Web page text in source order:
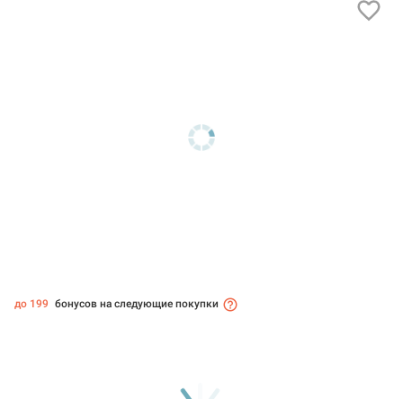
до 199 бонусов на следующие покупки